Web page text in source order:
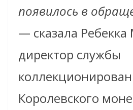
появилось в
— сказала
директор службы
Королевского